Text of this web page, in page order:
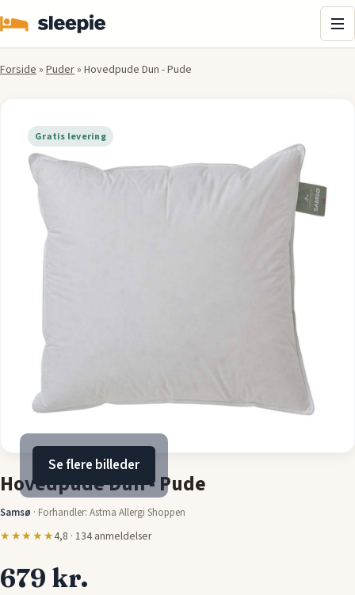
Forside» Puder» Hovedpude Dun - Pude
Gratis levering
Se flere billeder
Hovedpude Dun - Pude
Samsø · Forhandler: Astma Allergi Shoppen
★★★★★4,8 · 134 anmeldelser
679 kr.